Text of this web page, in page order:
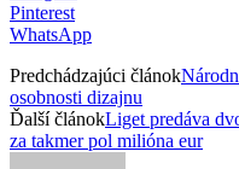
Pinterest
WhatsApp
Predchádzajúci článok
osobnosti dizajnu
Ďalší článokLiget predáva
za takmer pol milióna eur